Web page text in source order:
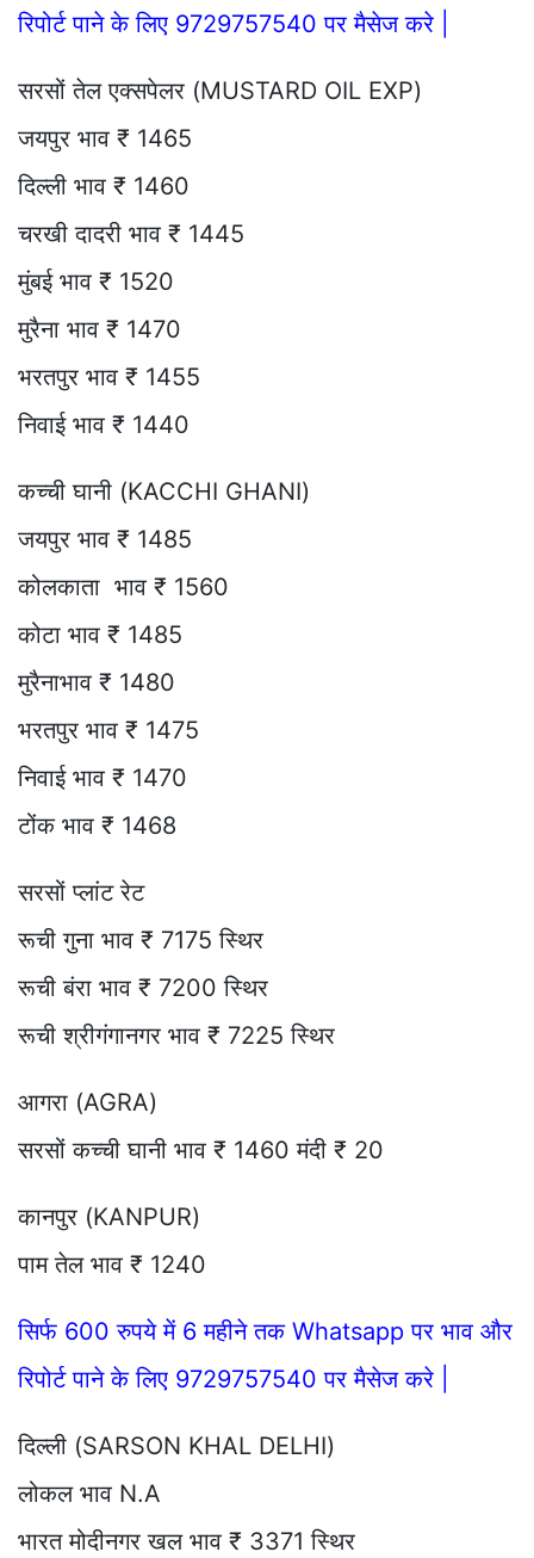
रिपोर्ट पाने के लिए 9729757540 पर मैसेज करे |
सरसों तेल एक्सपेलर (MUSTARD OIL EXP)
जयपुर भाव ₹ 1465
दिल्ली भाव ₹ 1460
चरखी दादरी भाव ₹ 1445
मुंबई भाव ₹ 1520
मुरैना भाव ₹ 1470
भरतपुर भाव ₹ 1455
निवाई भाव ₹ 1440
कच्ची घानी (KACCHI GHANI)
जयपुर भाव ₹ 1485
कोलकाता भाव ₹ 1560
कोटा भाव ₹ 1485
मुरैनाभाव ₹ 1480
भरतपुर भाव ₹ 1475
निवाई भाव ₹ 1470
टोंक भाव ₹ 1468
सरसों प्लांट रेट
रूची गुना भाव ₹ 7175 स्थिर
रूची बंरा भाव ₹ 7200 स्थिर
रूची श्रीगंगानगर भाव ₹ 7225 स्थिर
आगरा (AGRA)
सरसों कच्ची घानी भाव ₹ 1460 मंदी ₹ 20
कानपुर (KANPUR)
पाम तेल भाव ₹ 1240
सिर्फ 600 रुपये में 6 महीने तक Whatsapp पर भाव और
रिपोर्ट पाने के लिए 9729757540 पर मैसेज करे |
दिल्ली (SARSON KHAL DELHI)
लोकल भाव N.A
भारत मोदीनगर खल भाव ₹ 3371 स्थिर